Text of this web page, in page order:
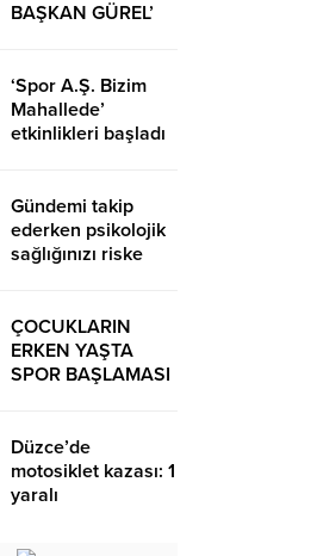
BAŞKAN GÜREL’
‘Spor A.Ş. Bizim
Mahallede’
etkinlikleri başladı
Gündemi takip
ederken psikolojik
sağlığınızı riske
ÇOCUKLARIN
ERKEN YAŞTA
SPOR BAŞLAMASI
UZAK TUTUMUŞ
OLACAKTIR
Düzce’de
motosiklet kazası: 1
yaralı